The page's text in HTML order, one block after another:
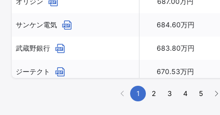
サンケン電気 684.60万円
武蔵野銀行 683.80万円
ジーテクト 670.53万円
1 2 3 4 5